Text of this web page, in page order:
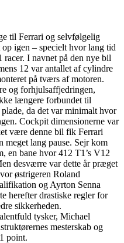
til Ferrari og selvfølgelig
igen – specielt hvor lang tid
racer. I navnet på den nye bil
12 var antallet af cylindre
på tværs af motoren.
og forhjulsaffjedringen,
længere forbundet til
da det var minimalt hvor
Cockpit dimensionerne var
være denne bil fik Ferrari
meget lang pause. Sejr kom
en bane hvor 412 T1’s V12
desværre var dette år præget
østrigeren Roland
og Ayrton Senna
herefter drastiske regler for
sikkerheden.
tysker, Michael
mesterskab og
point.